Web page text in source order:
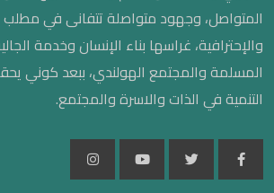
المتواصل، وجهود متواصلة تتفانى في
والإحترافية، غراسها بناء الإنسان وخدمة
المسلمة والمجتمع الهولندي، ببعد كوني
التنمية في الذات والاسرة والمجتمع.